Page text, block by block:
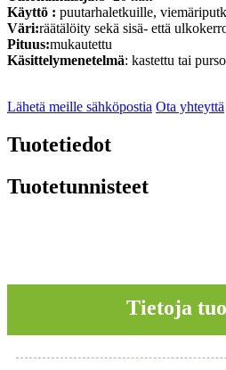
Käyttö : puutarhaletkuille,
Väri:räätälöity sekä sisä- että
Pituus:mukautettu
Käsittelymenetelmä: kastettu tai
Lähetä meille sähköpostia Ota yhteyttä
Tuotetiedot
Tuotetunnisteet
Tietoja